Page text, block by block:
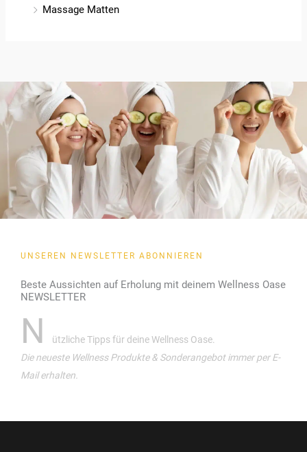
Massage Matten
UNSEREN NEWSLETTER ABONNIEREN
Beste Aussichten auf Erholung mit deinem Wellness Oase
NEWSLETTER
N
ützliche Tipps für deine Wellness Oase.
Die neueste Wellness Produkte & Sonderangebot immer per E-
Mail erhalten.